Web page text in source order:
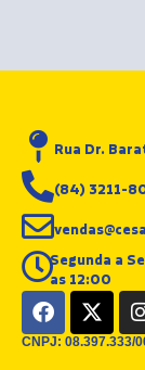
Rua Dr.
(84) 3211-
Segunda a
as 12:00
F
a
c
X
-
t
I
CNPJ: 08.397.333/